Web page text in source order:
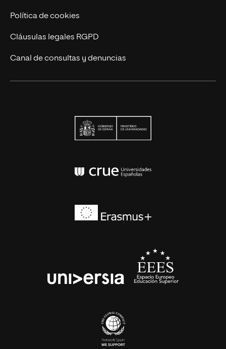
Política de cookies
Cláusulas legales RGPD
Canal de consultas y denuncias